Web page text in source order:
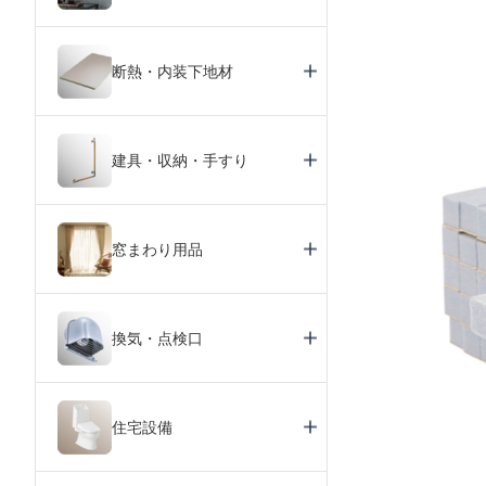
断熱・内装下地材
建具・収納・手すり
窓まわり用品
換気・点検口
住宅設備